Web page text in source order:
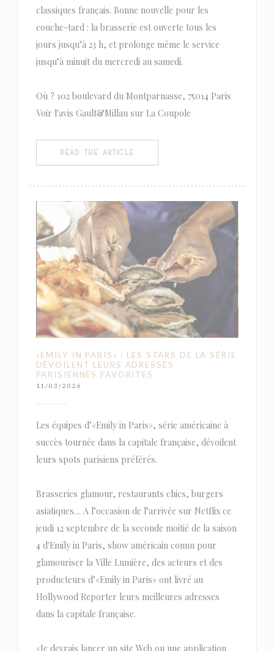
classiques français. Bonne nouvelle pour les
couche-tard : la brasserie est ouverte tous les
jours jusqu’à 23 h, et prolonge même le service
jusqu’à minuit du mercredi au samedi.
Où ? 102 boulevard du Montparnasse, 75014 Paris
Voir l'avis Gault&Millau sur La Coupole
READ THE ARTICLE
«EMILY IN PARIS» : LES STARS DE LA SÉRIE
DÉVOILENT LEURS ADRESSES
PARISIENNES FAVORITES
11/03/2026
Les équipes d’«Emily in Paris», série américaine à
succès tournée dans la capitale française, dévoilent
leurs spots parisiens préférés.
Brasseries glamour, restaurants chics, burgers
asiatiques… A l’occasion de l’arrivée sur Netflix ce
jeudi 12 septembre de la seconde moitié de la saison
4 d'Emily in Paris, show américain connu pour
glamouriser la Ville Lumière, des acteurs et des
producteurs d’«Emily in Paris» ont livré au
Hollywood Reporter leurs meilleures adresses
dans la capitale française.
«Je devrais lancer un site Web ou une application